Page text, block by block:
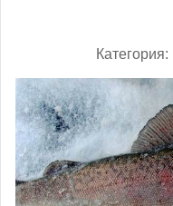
Категория: